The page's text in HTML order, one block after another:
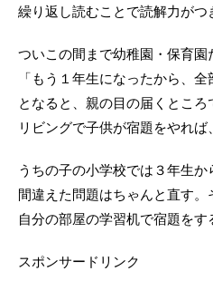
繰り返し読むことで読解力がつ
ついこの間まで幼稚園・保育園
「もう１年生になったから、
となると、親の目の届くところ
リビングで子供が宿題をやれ
うちの子の小学校では３年生か
間違えた問題はちゃんと直す。
自分の部屋の学習机で宿題を
スポンサードリンク